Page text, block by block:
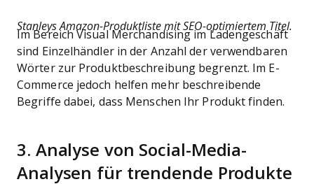
Stanleys Amazon-Produktliste mit SEO-optimiertem Titel.
Im Bereich Visual Merchandising im Ladengeschäft
sind Einzelhändler in der Anzahl der verwendbaren
Wörter zur Produktbeschreibung begrenzt. Im E-
Commerce jedoch helfen mehr beschreibende
Begriffe dabei, dass Menschen Ihr Produkt finden.
3. Analyse von Social-Media-
Analysen für trendende Produkte